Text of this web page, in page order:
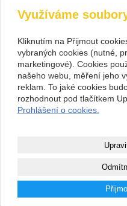
Kontakt
PIVOVARIUM.CZ s.r.o.
Na Cihlářce 2766/22 , Praha 5
14199572
CZ14199572
Mapa webu|
Využíváme
Kliknutím na Přijmout
vybraných cookies (nutné,
marketingové). Cookies
našeho webu, měření jeho
reklam. To jaké cookies
rozhodnout pod tlačítkem
Prohlášení o cookies.